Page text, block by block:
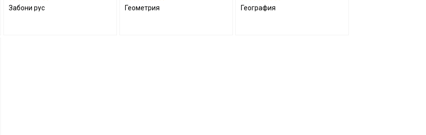
Забони русӣ Геометрия География